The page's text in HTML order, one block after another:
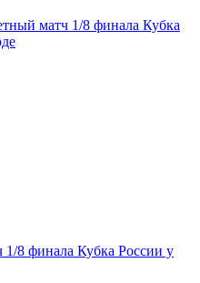
матч 1/8 финала Кубка
1/8 финала Кубка России у